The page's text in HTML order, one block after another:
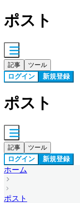
ポスト
記事 ツール
ログイン 新規登録
ポスト
記事 ツール
ログイン 新規登録
ホーム
ポスト